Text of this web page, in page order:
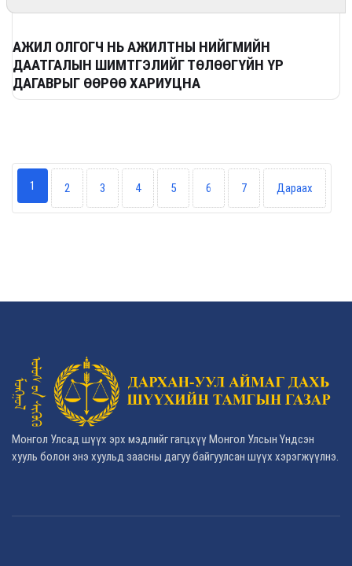
АЖИЛ ОЛГОГЧ НЬ АЖИЛТНЫ НИЙГМИЙН
ДААТГАЛЫН ШИМТГЭЛИЙГ ТӨЛӨӨГҮЙН ҮР
ДАГАВРЫГ ӨӨРӨӨ ХАРИУЦНА
1 2 3 4 5 6 7 Дараах
Монгол Улсад шүүх эрх мэдлийг гагцхүү Монгол Улсын Үндсэн
хууль болон энэ хуульд заасны дагуу байгуулсан шүүх хэрэгжүүлнэ.